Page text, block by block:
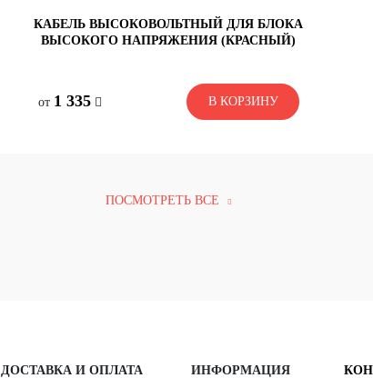
КАБЕЛЬ ВЫСОКОВОЛЬТНЫЙ ДЛЯ БЛОКА
ВЫСОКОГО НАПРЯЖЕНИЯ (КРАСНЫЙ)
от 1 335 В КОРЗИНУ
со склада
1 335
В КОРЗИНУ
ПОСМОТРЕТЬ ВСЕ
ДОСТАВКА И ОПЛАТА ИНФОРМАЦИЯ